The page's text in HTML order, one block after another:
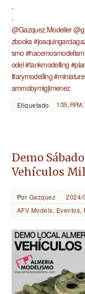
.
.
@Gazquez.Modeller
zbooks
smo
odel#tankmodelling
litarymodelling#miniature
ammobymigjimenez
Etiquetado 1/35,RFM,
Demo
Vehículos
Por Gazquez
2024/
AFV Models, Eventos,